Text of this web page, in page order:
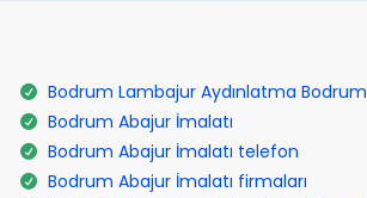
Bodrum Lambajur Aydınlatma Bodrum
Bodrum Abajur İmalatı
Bodrum Abajur İmalatı telefon
Bodrum Abajur İmalatı firmaları